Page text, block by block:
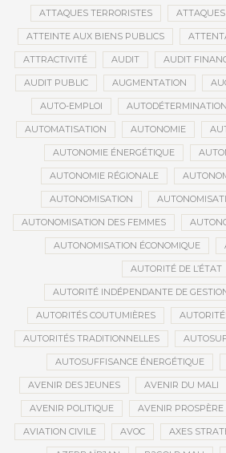
ATTAQUES TERRORISTES
ATTEINTE AUX BIENS PUBLICS
ATTRACTIVITÉ AUDIT AUDIT
AUDIT PUBLIC AUGMENTATION
AUTO-EMPLOI AUTODÉTERMINATION
AUTOMATISATION AUTONOMIE
AUTONOMIE ÉNERGÉTIQUE
AUTONOMIE RÉGIONALE
AUTONOMISATION
AUTONOMISATION DES FEMMES
AUTONOMISATION ÉCONOMIQUE
AUTORITÉ DE L’ÉTAT
AUTORITÉ INDÉPENDANTE DE
AUTORITÉS COUTUMIÈRES
AUTORITÉS TRADITIONNELLES
AUTOSUFFISANCE ÉNERGÉTIQUE
AVENIR DES JEUNES AVENIR DU MALI
AVENIR POLITIQUE AVENIR PROSPÈRE
AVIATION CIVILE AVOC AXES